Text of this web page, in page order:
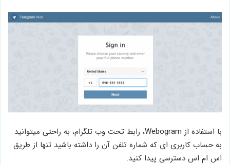
با استفاده از Webogram، رابط تحت وب تلگرام، به راحتی میتوانید
به حساب کاربری ای که شماره تلفن آن را داشته باشید تنها از طریق
اس ام اس دسترسی پیدا کنید.